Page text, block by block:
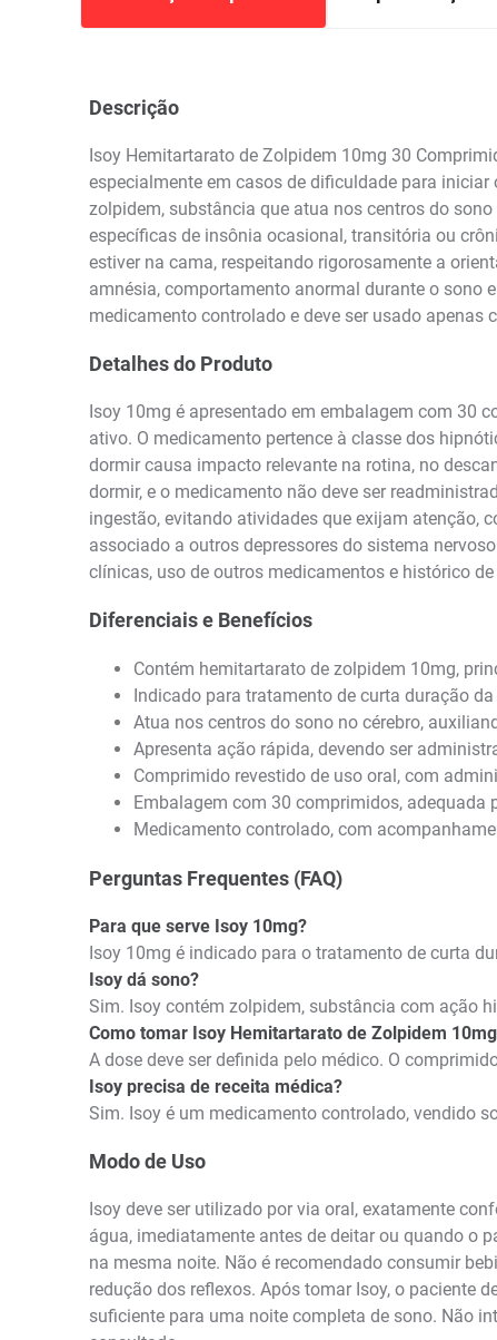
Descrição
Isoy Hemitartarato de Zolpidem 10mg 30
especialmente em casos de dificuldade para
zolpidem, substância que atua nos centros do
específicas de insônia ocasional, transitória ou
estiver na cama, respeitando rigorosamente a
amnésia, comportamento anormal durante o sono
medicamento controlado e deve ser usado
Detalhes do Produto
Isoy 10mg é apresentado em embalagem com 30
ativo. O medicamento pertence à classe dos
dormir causa impacto relevante na rotina, no
dormir, e o medicamento não deve ser
ingestão, evitando atividades que exijam atenção,
associado a outros depressores do sistema
clínicas, uso de outros medicamentos e histórico
Diferenciais e Benefícios
Contém hemitartarato de zolpidem 10mg,
Indicado para tratamento de curta duração
Atua nos centros do sono no cérebro,
Apresenta ação rápida, devendo ser
Comprimido revestido de uso oral, com
Embalagem com 30 comprimidos, adequada
Medicamento controlado, com
Perguntas Frequentes (FAQ)
Para que serve Isoy 10mg?
Isoy 10mg é indicado para o tratamento de curta
Isoy dá sono?
Sim. Isoy contém zolpidem, substância com ação
Como tomar Isoy Hemitartarato de Zolpidem
A dose deve ser definida pelo médico. O
Isoy precisa de receita médica?
Sim. Isoy é um medicamento controlado, vendido
Modo de Uso
Isoy deve ser utilizado por via oral, exatamente
água, imediatamente antes de deitar ou quando o
na mesma noite. Não é recomendado consumir
redução dos reflexos. Após tomar Isoy, o paciente
suficiente para uma noite completa de sono. Não